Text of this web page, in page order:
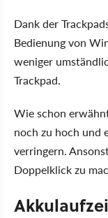
Dank der
Bedienung von
weniger
Trackpad.
Wie schon
noch zu hoch und
verringern.
Doppelklick zu